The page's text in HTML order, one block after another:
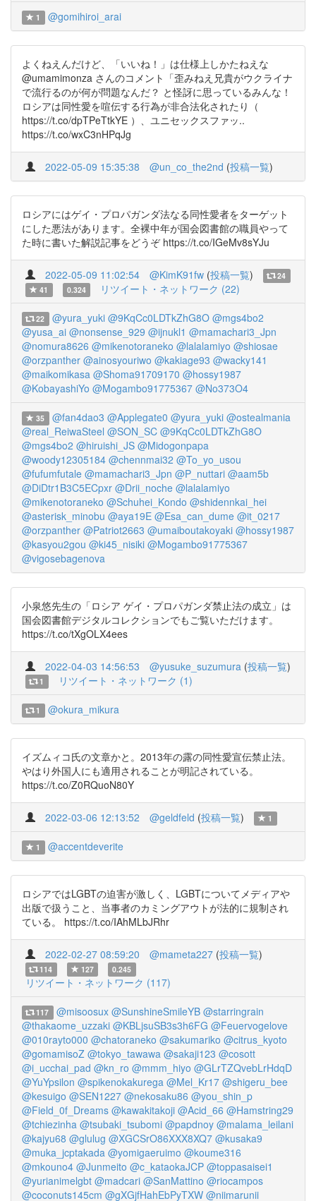
1 @gomihiroi_arai
よくねえんだけど、「いいね！」は仕様上しかたねえな
@umamimonza さんのコメント「歪みねえ兄貴がウクライナ
で流行るのが何が問題なんだ？ と怪訝に思っているみんな！
ロシアは同性愛を喧伝する行為が非合法化されたり（
https://t.co/dpTPeTtkYE ）、ユニセックスファッ..
https://t.co/wxC3nHPqJg
2022-05-09 15:35:38 @un_co_the2nd (投稿一覧)
ロシアにはゲイ・プロパガンダ法なる同性愛者をターゲット
にした悪法があります。全裸中年が国会図書館の職員やって
た時に書いた解説記事をどうぞ https://t.co/IGeMv8sYJu
2022-05-09 11:02:54 @KimK91fw (投稿一覧)
24
41
0.324 リツイート・ネットワーク (22)
22 @yura_yuki @9KqCc0LDTkZhG8O @mgs4bo2
@yusa_ai @nonsense_929 @ijnukl1 @mamachari3_Jpn
@nomura8626 @mikenotoraneko @lalalamiyo @shiosae
@orzpanther @ainosyouriwo @kakiage93 @wacky141
@maikomikasa @Shoma91709170 @hossy1987
@KobayashiYo @Mogambo91775367 @No373O4
35 @fan4dao3 @Applegate0 @yura_yuki @ostealmania
@real_ReiwaSteel @SON_SC @9KqCc0LDTkZhG8O
@mgs4bo2 @hiruishi_JS @Midogonpapa
@woody12305184 @chennmai32 @To_yo_usou
@fufumfutale @mamachari3_Jpn @P_nuttari @aam5b
@DiDtr1B3C5ECpxr @Drii_noche @lalalamiyo
@mikenotoraneko @Schuhei_Kondo @shidennkai_hei
@asterisk_minobu @aya19E @Esa_can_dume @it_0217
@orzpanther @Patriot2663 @umaiboutakoyaki @hossy1987
@kasyou2gou @ki45_nisiki @Mogambo91775367
@vigosebagenova
小泉悠先生の「ロシア ゲイ・プロパガンダ禁止法の成立」は
国会図書館デジタルコレクションでもご覧いただけます。
https://t.co/tXgOLX4ees
2022-04-03 14:56:53 @yusuke_suzumura (投稿一覧)
1 リツイート・ネットワーク (1)
1 @okura_mikura
イズムィコ氏の文章かと。2013年の露の同性愛宣伝禁止法。
やはり外国人にも適用されることが明記されている。
https://t.co/Z0RQuoN80Y
2022-03-06 12:13:52 @geldfeld (投稿一覧) 1
1 @accentdeverite
ロシアではLGBTの迫害が激しく、LGBTについてメディアや
出版で扱うこと、当事者のカミングアウトが法的に規制され
ている。 https://t.co/IAhMLbJRhr
2022-02-27 08:59:20 @mameta227 (投稿一覧)
114 127 0.245
リツイート・ネットワーク (117)
117 @misoosux @SunshineSmileYB @starringrain
@thakaome_uzzaki @KBLjsuSB3s3h6FG @Feuervogelove
@010rayto000 @chatoraneko @sakumariko @citrus_kyoto
@gomamisoZ @tokyo_tawawa @sakaji123 @cosott
@i_ucchai_pad @kn_ro @mmm_hiyo @GLrTZQvebLrHdqD
@YuYpsilon @spikenokakurega @Mel_Kr17 @shigeru_bee
@kesuigo @SEN1227 @nekosaku86 @you_shin_p
@Field_0f_Dreams @kawakitakoji @Acid_66 @Hamstring29
@tchiezinha @tsubaki_tsubomi @papdnoy @malama_leilani
@kajyu68 @glulug @XGCSrO86XXX8XQ7 @kusaka9
@muka_jcptakada @yomigaeruimo @koume316
@mkouno4 @Junmeito @c_kataokaJCP @toppasaisei1
@yurianimelgbt @madcari @SanMattino @riocampos
@coconuts145cm @gXGjfHahEbPyTXW @niimarunii